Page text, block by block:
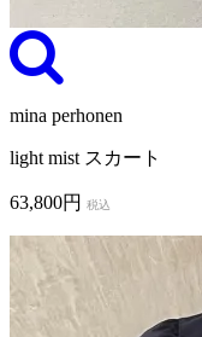
mina perhonen
light mist スカート
63,800円 税込